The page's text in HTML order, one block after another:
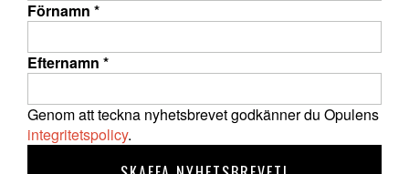
Förnamn *
Efternamn *
Genom att teckna nyhetsbrevet godkänner du Opulens
integritetspolicy.